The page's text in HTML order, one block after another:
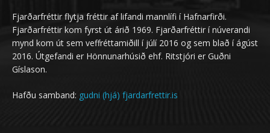
Fjarðarfréttir flytja fréttir af lifandi mannlífi í Hafnarfirði.
Fjarðarfréttir kom fyrst út árið 1969. Fjarðarfréttir í núverandi
mynd kom út sem veffréttamiðill í júlí 2016 og sem blað í ágúst
2016. Útgefandi er Hönnunarhúsið ehf. Ritstjóri er Guðni
Gíslason.
Hafðu samband: gudni (hjá) fjardarfrettir.is